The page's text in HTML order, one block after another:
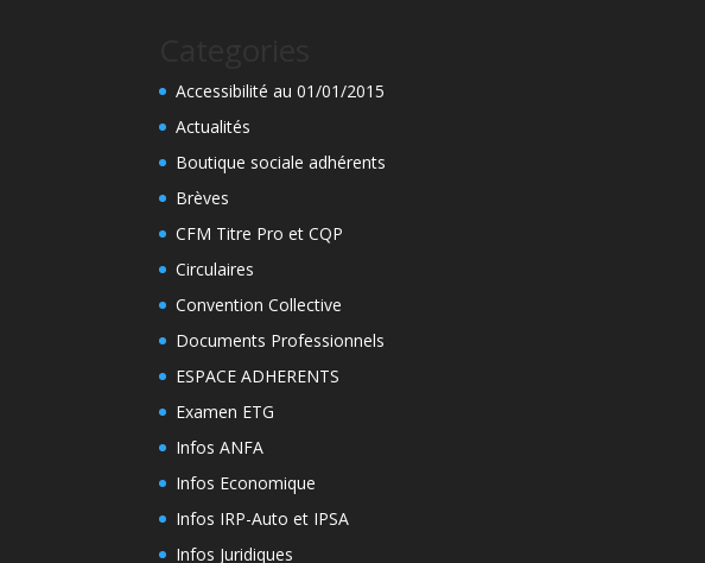
Accessibilité au 01/01/2015
Actualités
Boutique sociale adhérents
Brèves
CFM Titre Pro et CQP
Circulaires
Convention Collective
Documents Professionnels
ESPACE ADHERENTS
Examen ETG
Infos ANFA
Infos Economique
Infos IRP-Auto et IPSA
Infos Juridiques